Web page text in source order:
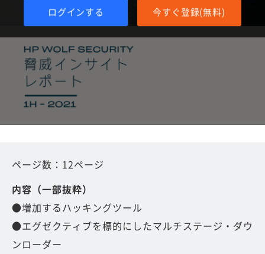
ログインする 今すぐ登録(無料)
ページ数：12ページ
内容（一部抜粋）
●増加するハッキングツール
●エグゼクティブを標的にしたマルチステージ・ダウ
ンローダー